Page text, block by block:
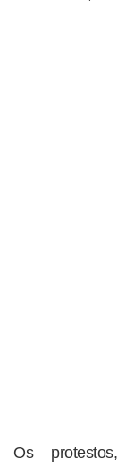
Os protestos,